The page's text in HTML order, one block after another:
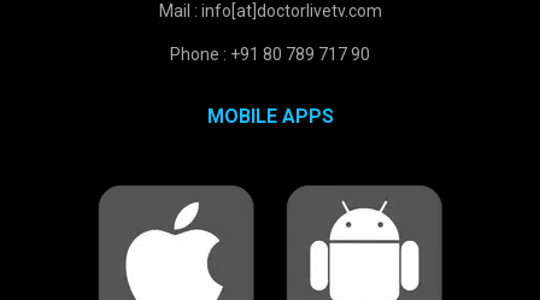
Mail : info[at]doctorlivetv.com
Phone : +91 80 789 717 90
MOBILE APPS